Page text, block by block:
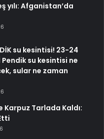
yılı: Afganistan’da
su kesintisi! 23-24
Pendik su kesintisi ne
sular ne zaman
Karpuz Tarlada Kaldı: